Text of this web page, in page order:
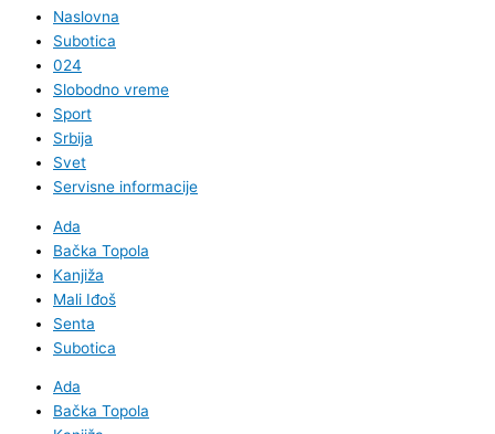
Naslovna
Subotica
024
Slobodno vreme
Sport
Srbija
Svet
Servisne informacije
Ada
Bačka Topola
Kanjiža
Mali Iđoš
Senta
Subotica
Ada
Bačka Topola